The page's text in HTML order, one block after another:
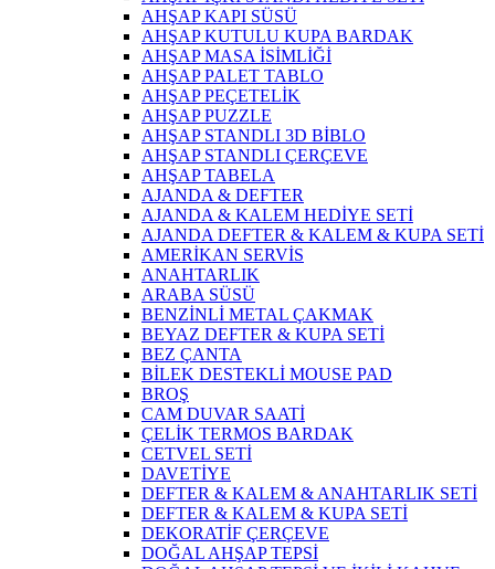
AHŞAP KAPI SÜSÜ
AHŞAP KUTULU KUPA BARDAK
AHŞAP MASA İSİMLİĞİ
AHŞAP PALET TABLO
AHŞAP PEÇETELİK
AHŞAP PUZZLE
AHŞAP STANDLI 3D BİBLO
AHŞAP STANDLI ÇERÇEVE
AHŞAP TABELA
AJANDA & DEFTER
AJANDA & KALEM HEDİYE SETİ
AJANDA DEFTER & KALEM & KUPA SETİ
AMERİKAN SERVİS
ANAHTARLIK
ARABA SÜSÜ
BENZİNLİ METAL ÇAKMAK
BEYAZ DEFTER & KUPA SETİ
BEZ ÇANTA
BİLEK DESTEKLİ MOUSE PAD
BROŞ
CAM DUVAR SAATİ
ÇELİK TERMOS BARDAK
CETVEL SETİ
DAVETİYE
DEFTER & KALEM & ANAHTARLIK SETİ
DEFTER & KALEM & KUPA SETİ
DEKORATİF ÇERÇEVE
DOĞAL AHŞAP TEPSİ